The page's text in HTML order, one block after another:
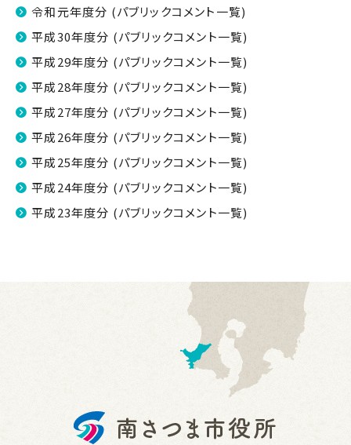
令和元年度分 (パブリックコメント一覧)
平成30年度分 (パブリックコメント一覧)
平成29年度分 (パブリックコメント一覧)
平成28年度分 (パブリックコメント一覧)
平成27年度分 (パブリックコメント一覧)
平成26年度分 (パブリックコメント一覧)
平成25年度分 (パブリックコメント一覧)
平成24年度分 (パブリックコメント一覧)
平成23年度分 (パブリックコメント一覧)